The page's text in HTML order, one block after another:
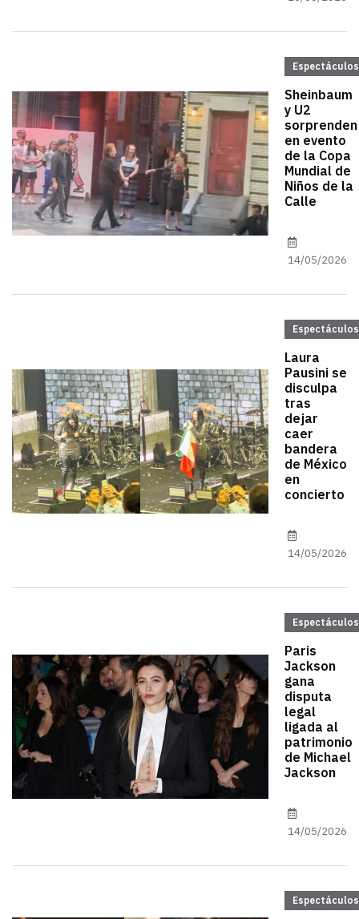
Espectáculos
Sheinbaum
y U2
sorprenden
en evento
de la Copa
Mundial de
Niños de la
Calle
14/05/2026
Espectáculos
Laura
Pausini se
disculpa
tras
dejar
caer
bandera
de México
en
concierto
14/05/2026
Espectáculos
Paris
Jackson
gana
disputa
legal
ligada al
patrimonio
de Michael
Jackson
14/05/2026
Espectáculos